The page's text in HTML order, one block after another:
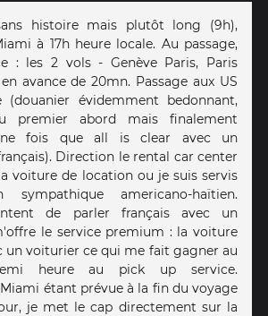
histoire mais plutôt long (9h),
à 17h heure locale. Au passage,
: les 2 vols - Genève Paris, Paris
avance de 20mn. Passage aux US
(douanier évidemment bedonnant,
premier abord mais finalement
fois que all is clear avec un
Direction le rental car center
voiture de location ou je suis servis
americano-haïtien.
de parler français avec un
le service premium : la voiture
un voiturier ce qui me fait gagner au
heure au pick up service.
étant prévue à la fin du voyage
je met le cap directement sur la